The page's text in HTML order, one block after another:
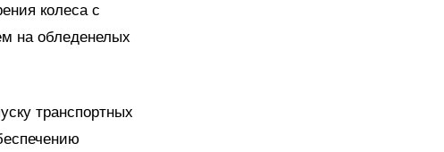
колеса с
на обледенелых
транспортных